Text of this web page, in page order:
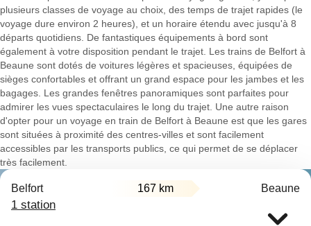
plusieurs classes de voyage au choix, des temps de trajet rapides (le
voyage dure environ 2 heures), et un horaire étendu avec jusqu'à 8
départs quotidiens. De fantastiques équipements à bord sont
également à votre disposition pendant le trajet. Les trains de Belfort à
Beaune sont dotés de voitures légères et spacieuses, équipées de
sièges confortables et offrant un grand espace pour les jambes et les
bagages. Les grandes fenêtres panoramiques sont parfaites pour
admirer les vues spectaculaires le long du trajet. Une autre raison
d'opter pour un voyage en train de Belfort à Beaune est que les gares
sont situées à proximité des centres-villes et sont facilement
accessibles par les transports publics, ce qui permet de se déplacer
très facilement.
Belfort 167 km Beaune
1 station